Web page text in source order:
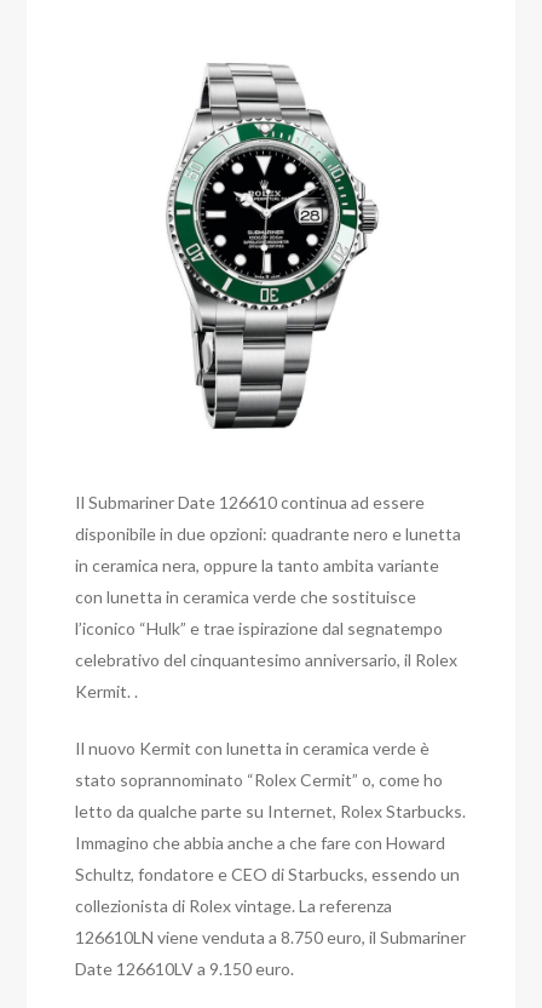
Il Submariner Date 126610 continua ad essere
disponibile in due opzioni: quadrante nero e lunetta
in ceramica nera, oppure la tanto ambita variante
con lunetta in ceramica verde che sostituisce
l’iconico “Hulk” e trae ispirazione dal segnatempo
celebrativo del cinquantesimo anniversario, il Rolex
Kermit. .
Il nuovo Kermit con lunetta in ceramica verde è
stato soprannominato “Rolex Cermit” o, come ho
letto da qualche parte su Internet, Rolex Starbucks.
Immagino che abbia anche a che fare con Howard
Schultz, fondatore e CEO di Starbucks, essendo un
collezionista di Rolex vintage. La referenza
126610LN viene venduta a 8.750 euro, il Submariner
Date 126610LV a 9.150 euro.